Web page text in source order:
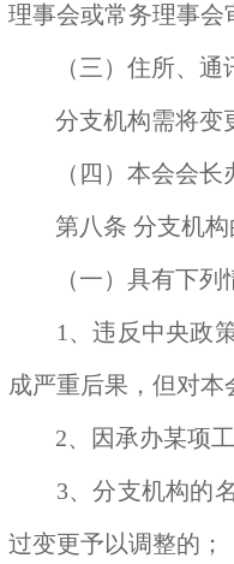
理事会或常务理事会
（三）住所、通
分支机构需将变
（四）本会会长
第八条 分支机构
（一）具有下列
1、违反中央政
成严重后果，但对
2、因承办某项
3、分支机构的
过变更予以调整的；